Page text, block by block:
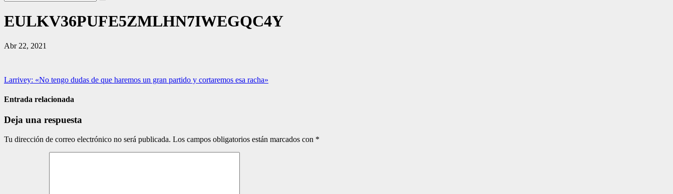
EULKV36PUFE5ZMLHN7IWEGQC4Y
Abr 22, 2021
Navegación
de
Larrivey: «No tengo dudas de que haremos un gran partido y cortaremos esa racha»
Entrada relacionada
Deja una respuesta
Tu dirección de correo electrónico no será publicada. Los campos obligatorios están marcados con *